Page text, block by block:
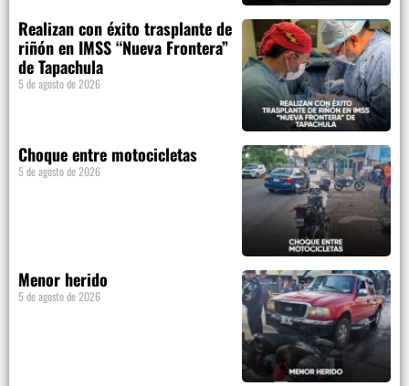
Realizan con éxito trasplante de
riñón en IMSS “Nueva Frontera”
de Tapachula
5 de agosto de 2026
Choque entre motocicletas
5 de agosto de 2026
Menor herido
5 de agosto de 2026